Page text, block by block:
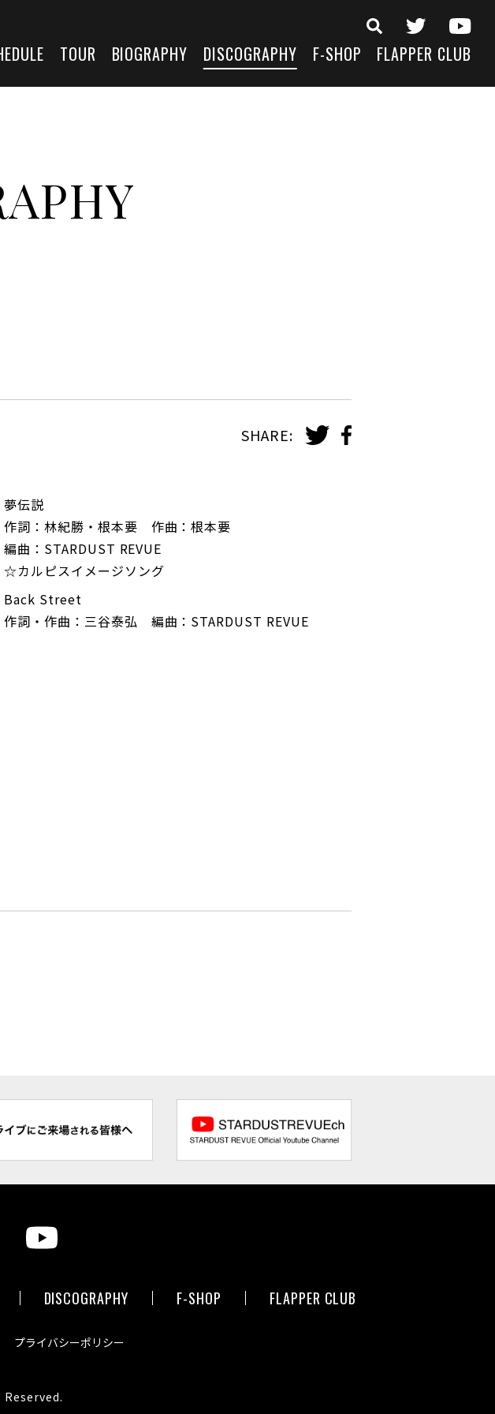
TOUR BIOGRAPHY DISCOGRAPHY F-SHOP FLAPPER CLUB
SHARE:
夢伝説
作詞：林紀勝・根本要 作曲：根本要
編曲：STARDUST REVUE
☆カルピスイメージソング
Back Street
作詞・作曲：三谷泰弘 編曲：STARDUST REVUE
DISCOGRAPHY F-SHOP FLAPPER CLUB
プライバシーポリシー